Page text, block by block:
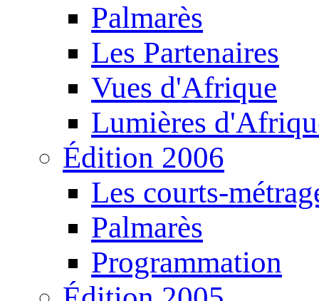
Palmarès
Les Partenaires
Vues d'Afrique
Lumières
Édition 2006
Les courts-
Palmarès
Programmation